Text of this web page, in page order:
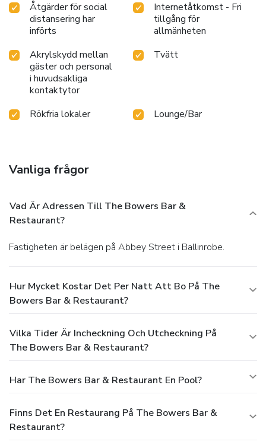
Åtgärder för social
distansering har
införts
Internetåtkomst - Fri
tillgång för
allmänheten
Akrylskydd mellan
gäster och personal
i huvudsakliga
kontaktytor
Tvätt
Rökfria lokaler Lounge/Bar
Vanliga frågor
Vad Är Adressen Till The Bowers Bar &
Restaurant?
Fastigheten är belägen på Abbey Street i Ballinrobe.
Hur Mycket Kostar Det Per Natt Att Bo På The
Bowers Bar & Restaurant?
Vilka Tider Är Incheckning Och Utcheckning På
The Bowers Bar & Restaurant?
Har The Bowers Bar & Restaurant En Pool?
Finns Det En Restaurang På The Bowers Bar &
Restaurant?